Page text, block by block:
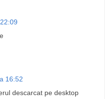
16:52
descarcat pe desktop